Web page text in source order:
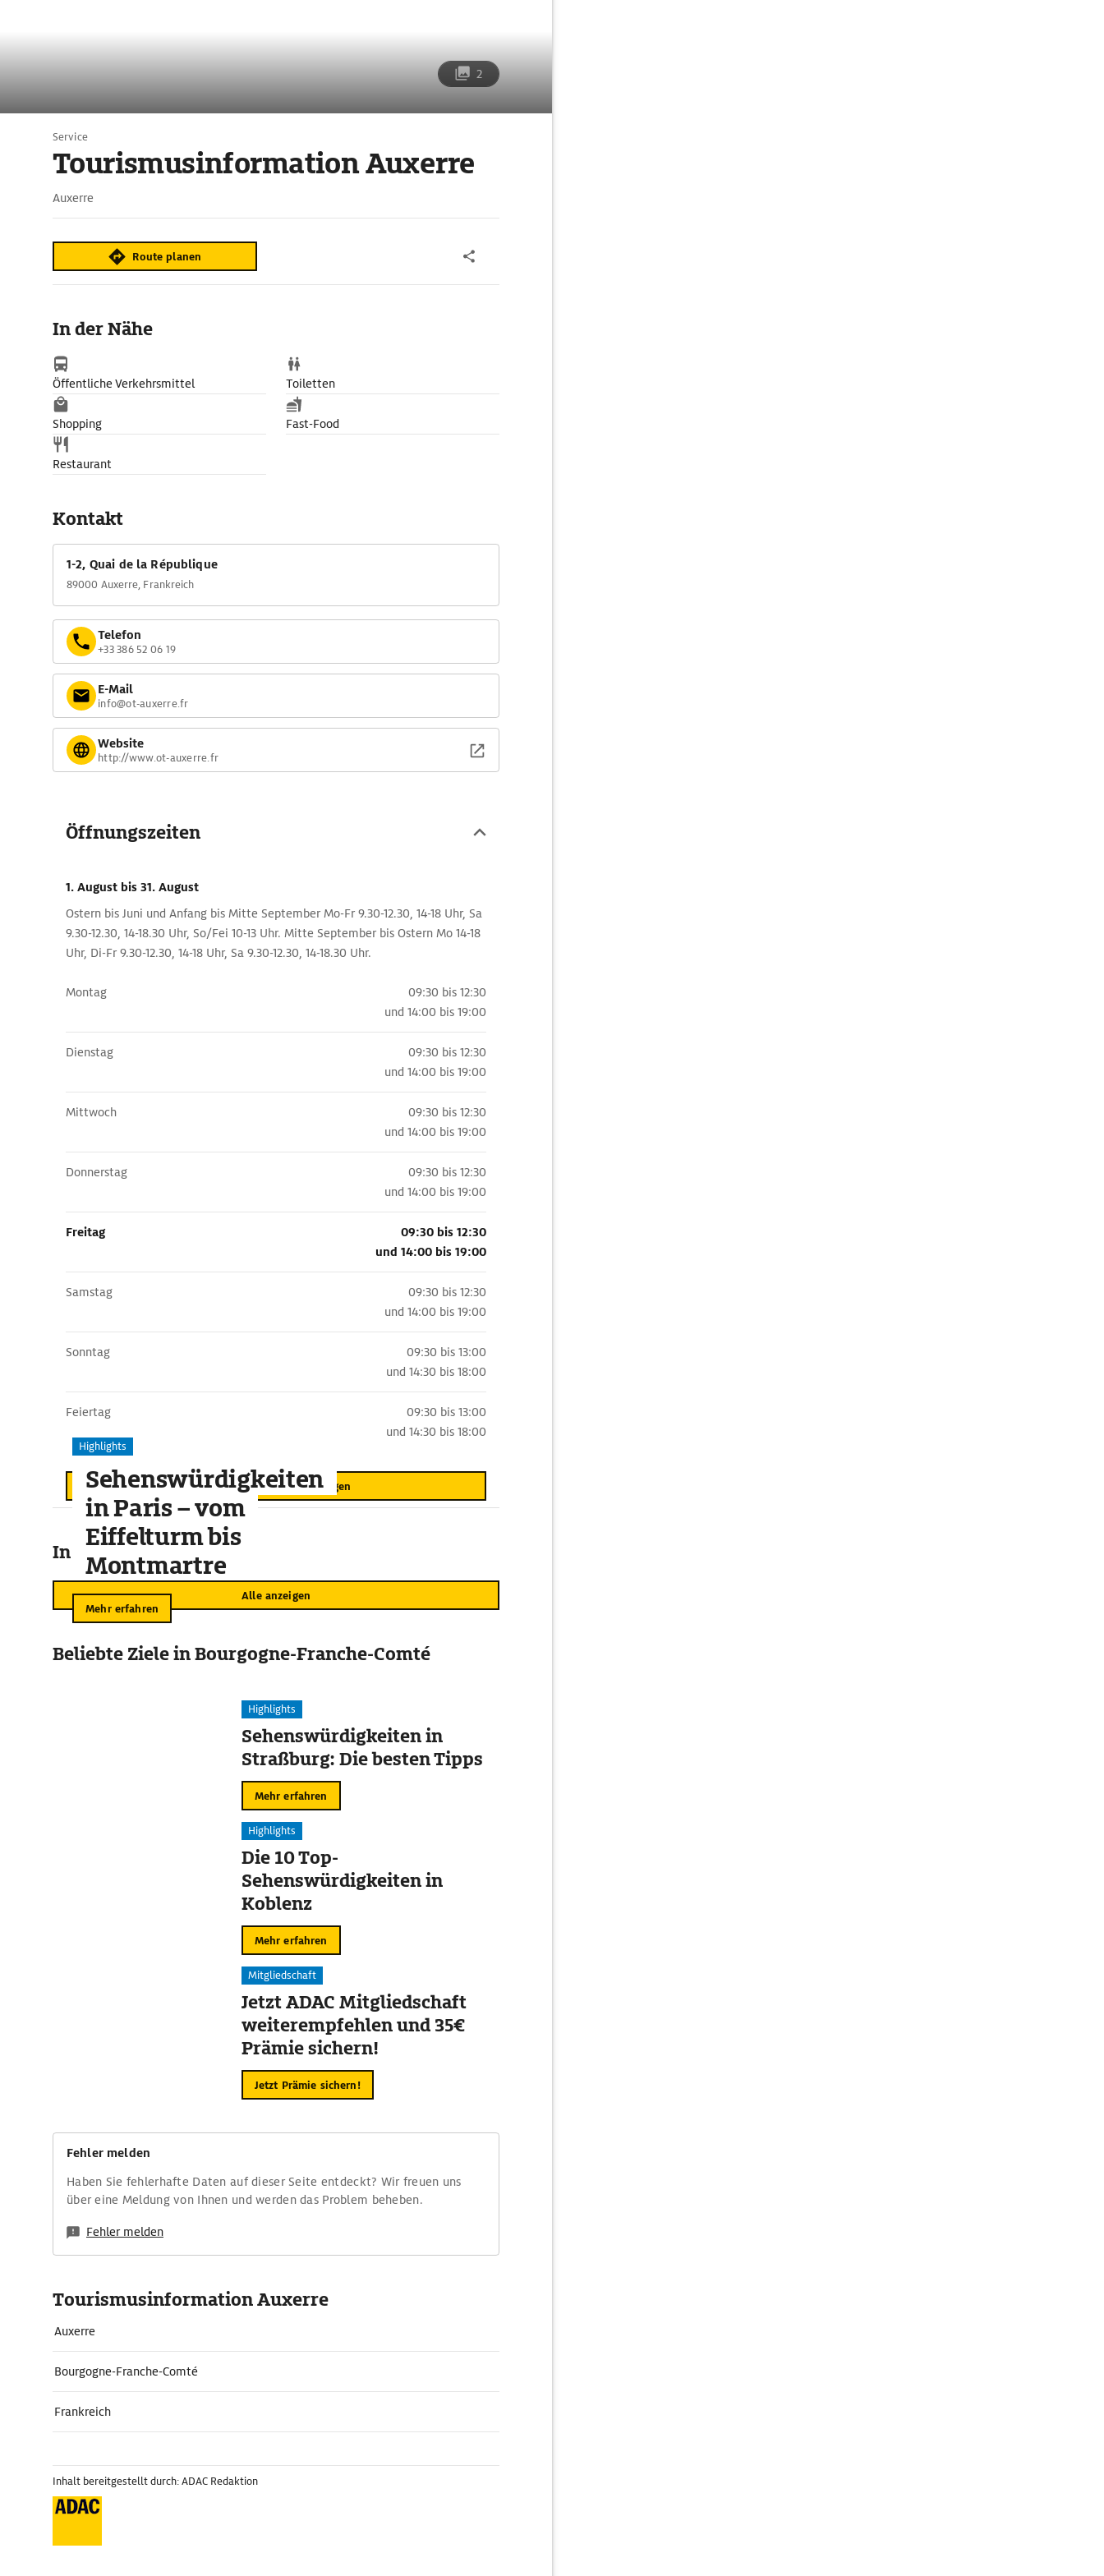
2
Service
Tourismusinformation Auxerre
Auxerre
Route planen
In der Nähe
Öffentliche Verkehrsmittel Toiletten
Shopping Fast-Food
Restaurant
Kontakt
1-2, Quai de la République
89000 Auxerre, Frankreich
Telefon
+33 386 52 06 19
E-Mail
info@ot-auxerre.fr
Website
http://www.ot-auxerre.fr
Öffnungszeiten
1. August bis 31. August
Ostern bis Juni und Anfang bis Mitte September Mo-Fr 9.30-12.30, 14-18 Uhr, Sa
9.30-12.30, 14-18.30 Uhr, So/Fei 10-13 Uhr. Mitte September bis Ostern Mo 14-18
Uhr, Di-Fr 9.30-12.30, 14-18 Uhr, Sa 9.30-12.30, 14-18.30 Uhr.
Montag
09:30 bis 12:30
und 14:00 bis 19:00
Dienstag
09:30 bis 12:30
und 14:00 bis 19:00
Mittwoch
09:30 bis 12:30
und 14:00 bis 19:00
Donnerstag
09:30 bis 12:30
und 14:00 bis 19:00
Freitag
09:30 bis 12:30
und 14:00 bis 19:00
Samstag
09:30 bis 12:30
und 14:00 bis 19:00
Sonntag
09:30 bis 13:00
und 14:30 bis 18:00
Feiertag
09:30 bis 13:00
und 14:30 bis 18:00
Alle Öffnungszeiten anzeigen
In der Umgebung
Alle anzeigen
Highlights
Sehenswürdigkeiten
in Paris – vom
Eiffelturm bis
Montmartre
Mehr erfahren
Beliebte Ziele in Bourgogne-Franche-Comté
Highlights
Sehenswürdigkeiten in
Straßburg: Die besten Tipps
Mehr erfahren
Highlights
Die 10 Top-
Sehenswürdigkeiten in
Koblenz
Mehr erfahren
Mitgliedschaft
Jetzt ADAC Mitgliedschaft
weiterempfehlen und 35€
Prämie sichern!
Jetzt Prämie sichern!
Fehler melden
Haben Sie fehlerhafte Daten auf dieser Seite entdeckt? Wir freuen uns
über eine Meldung von Ihnen und werden das Problem beheben.
Fehler melden
Tourismusinformation Auxerre
Auxerre
Bourgogne-Franche-Comté
Frankreich
Inhalt bereitgestellt durch: ADAC Redaktion